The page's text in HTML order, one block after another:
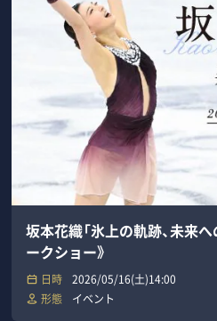
坂本花織「氷上の軌跡、未来
ークショー》
日時
2026/05/16(土)14:00
形態
イベント